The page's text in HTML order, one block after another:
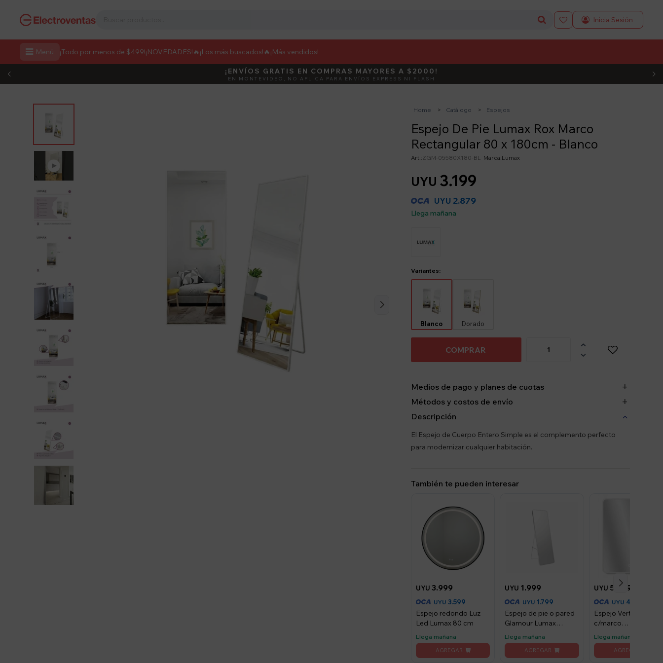
 Menú ¡Todo por menos de $499!¡NOVEDADES! 🔥¡Los más buscados!🔥 ¡Más vendidos!

DEBUT ACTIVÁ EL CÓDIGO
¡ENVÍOS GRATIS EN COMPRAS MAYORES A $2000!
EN MONTEVIDEO, NO APLICA PARA ENVÍOS EXPRESS NI FLASH
¡ENVÍOS FLASH! LLEGA EN 2 HORAS
SOLO PARA MONTEVIDEO EN PRODUCTOS SELECCIONADOS
Home Catálogo Espejos
Espejo De Pie Lumax Rox Marco
Rectangular 80 x 180cm - Blanco
ZGM-05580X180-BL Lumax
UYU 3.199
UYU 2.879
Llega mañana
Variantes:
Blanco Dorado
COMPRAR


Medios de pago y planes de cuotas
Métodos y costos de envío
Descripción
El Espejo de Cuerpo Entero Simple es el complemento perfecto
para modernizar cualquier habitación.
También te pueden interesar
UYU 3.999
UYU 3.599
Espejo redondo Luz
Led Lumax 80 cm
Llega mañana
UYU 1.999
UYU 1.799
Espejo de pie o pared
Glamour Lumax
dormitorio - Blanco
Llega mañana
UYU 5.299
UYU 4.769
Espejo Vertical
c/marco
90x70cm - Blanco
Llega mañana